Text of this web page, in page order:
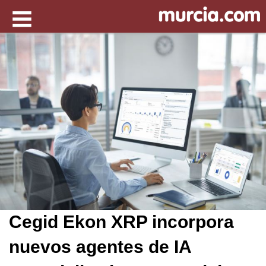
Cegid Ekon XRP incorpora
nuevos agentes de IA